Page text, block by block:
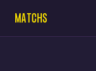
MATCHS